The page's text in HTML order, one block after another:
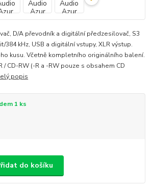
D/A převodník a digitální předzesilovač, S3
kHz, USB a digitální vstupy, XLR výstup.
kusu. Včetně kompletního originálního balení.
/ CD-RW (-R a -RW pouze s obsahem CD
popis
1 ks
do košíku